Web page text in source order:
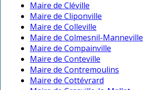
Maire de Cléville
Maire de Cliponville
Maire de Colleville
Maire de Colmesnil-Manneville
Maire de Compainville
Maire de Conteville
Maire de Contremoulins
Maire de Cottévrard